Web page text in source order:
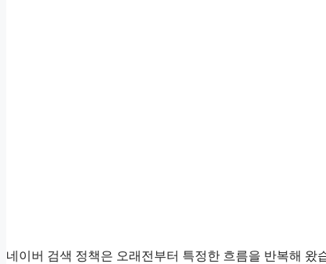
네이버 검색 정책은 오래전부터 특정한 흐름을 반복해 왔